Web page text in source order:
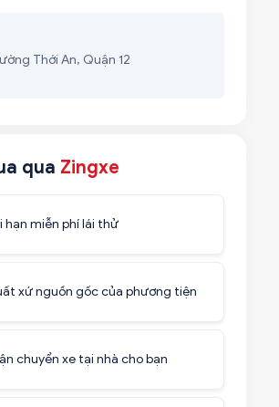
Thới An, Quận 12
qua Zingxe
hạn miễn phí lái thử
xứ nguồn gốc của phương tiện
chuyển xe tại nhà cho bạn